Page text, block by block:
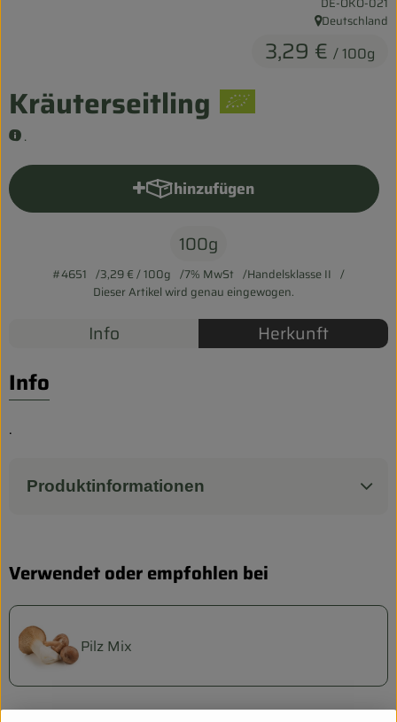
Kühltheke
Getränke
Haus & Garten
Biokorb so geht`s
Firmenkunden
Kräuterseitling
.
3,29 € / 100g
, Herkunft:
Deutschland
hinzufügen
Produkt zum Warenkorb
100g
#4651 3,29 €/ 100g 7% MwSt
Handelsklasse II
Dieser Artikel wird genau eingewogen.
Info Herkunft
Info
.
Produktinformationen
Verwendet oder empfohlen bei
Pilz Mix